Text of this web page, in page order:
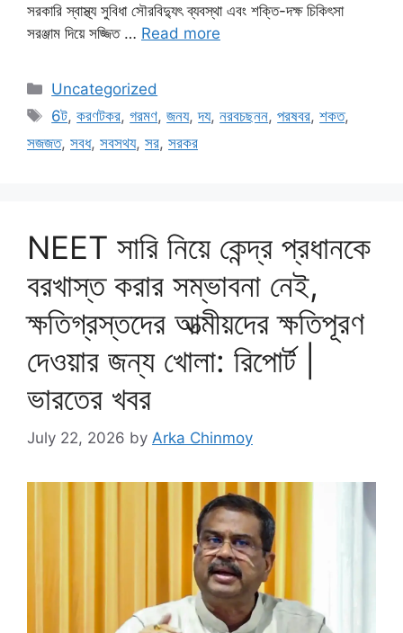
সরকারি স্বাস্থ্য সুবিধা সৌরবিদ্যুৎ ব্যবস্থা এবং শক্তি-দক্ষ চিকিৎসা
সরঞ্জাম দিয়ে সজ্জিত … Read more
Categories
Uncategorized
Tags
6ট,করণটকর,গরমণ,জনয,দয,নরবচছনন,পরষবর,শকত,
সজজত, সবধ, সবসথয, সর, সরকর
NEET সারি নিয়ে কেন্দ্র প্রধানকে
বরখাস্ত করার সম্ভাবনা নেই,
ক্ষতিগ্রস্তদের আত্মীয়দের ক্ষতিপূরণ
দেওয়ার জন্য খোলা: রিপোর্ট |
ভারতের খবর
July 22, 2026 by Arka Chinmoy